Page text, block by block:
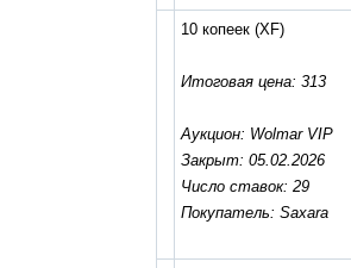
10 копеек(XF)
Итоговая цена: 313
Аукцион: Wolmar VIP
Закрыт: 05.02.2026
Число ставок: 29
Покупатель: Saxara